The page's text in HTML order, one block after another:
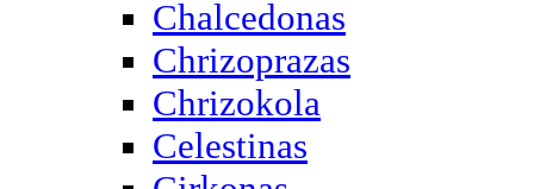
Chalcedonas
Chrizoprazas
Chrizokola
Celestinas